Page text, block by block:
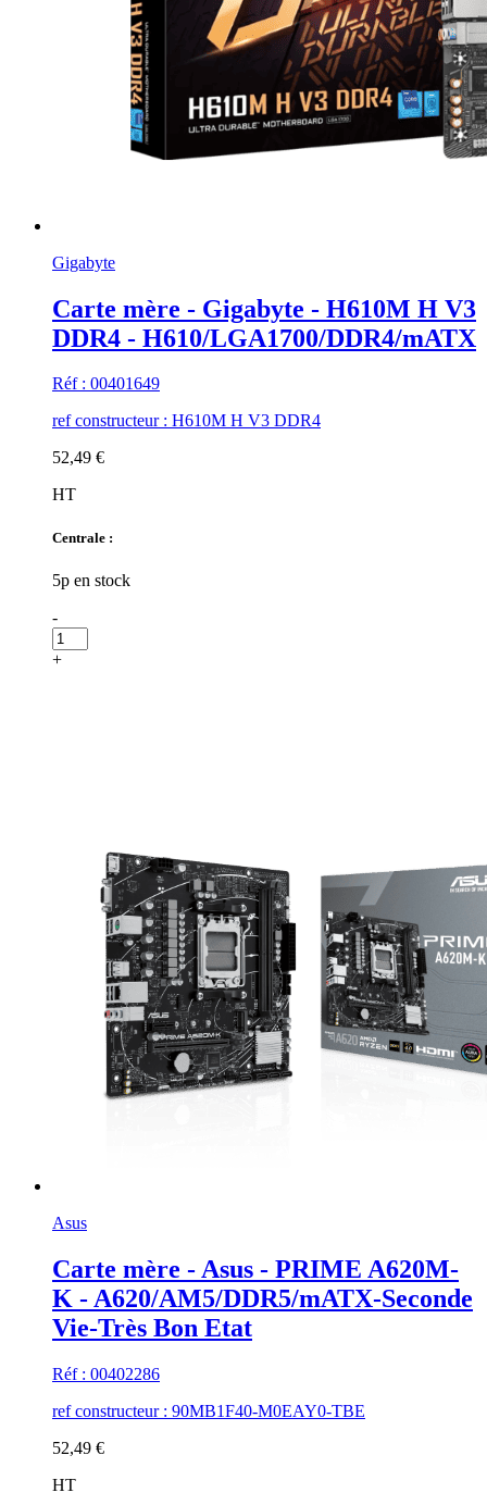
Gigabyte
Carte mère - Gigabyte - H610M H V3
DDR4 - H610/LGA1700/DDR4/mATX
Réf : 00401649
ref constructeur : H610M H V3 DDR4
52,49 €
HT
Centrale :
5p en stock
-
+
Asus
Carte mère - Asus - PRIME A620M-
K - A620/AM5/DDR5/mATX-Seconde
Vie-Très Bon Etat
Réf : 00402286
ref constructeur : 90MB1F40-M0EAY0-TBE
52,49 €
HT